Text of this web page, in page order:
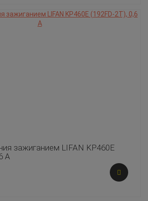
зажиганием LIFAN KP460E
А